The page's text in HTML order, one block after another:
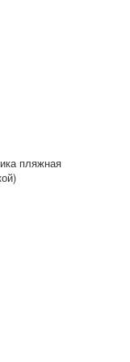
пляжная